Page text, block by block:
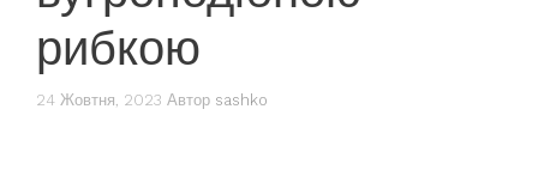
рибкою
24 Жовтня, 2023 Автор sashko